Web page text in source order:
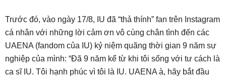
Trước đó, vào ngày 17/8, IU đã “thả thính” fan trên Instagram
cá nhân với những lời cảm ơn vô cùng chân tình đến các
UAENA (fandom của IU) kỷ niệm quãng thời gian 9 năm sự
nghiệp của mình: “Đã 9 năm kể từ khi tôi sống với tư cách là
ca sĩ IU. Tôi hạnh phúc vì tôi là IU. UAENA à, hãy bắt đầu